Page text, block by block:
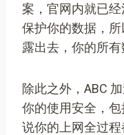
案，官网内就已
保护你的数据，
露出去，你的所有
除此之外，ABC
你的使用安全，
说你的上网全过程